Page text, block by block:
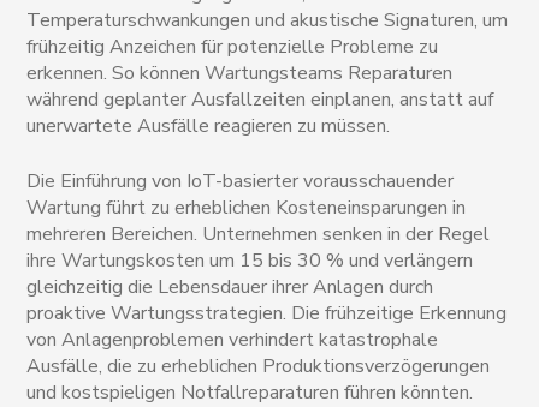
Temperaturschwankungen und akustische Signaturen, um
frühzeitig Anzeichen für potenzielle Probleme zu
erkennen. So können Wartungsteams Reparaturen
während geplanter Ausfallzeiten einplanen, anstatt auf
unerwartete Ausfälle reagieren zu müssen.
Die Einführung von IoT-basierter vorausschauender
Wartung führt zu erheblichen Kosteneinsparungen in
mehreren Bereichen. Unternehmen senken in der Regel
ihre Wartungskosten um 15 bis 30 % und verlängern
gleichzeitig die Lebensdauer ihrer Anlagen durch
proaktive Wartungsstrategien. Die frühzeitige Erkennung
von Anlagenproblemen verhindert katastrophale
Ausfälle, die zu erheblichen Produktionsverzögerungen
und kostspieligen Notfallreparaturen führen könnten.